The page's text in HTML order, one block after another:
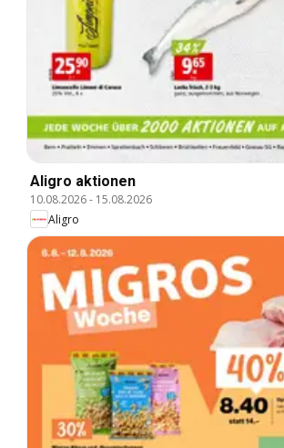
Aligro aktionen
10.08.2026- 15.08.2026
Aligro